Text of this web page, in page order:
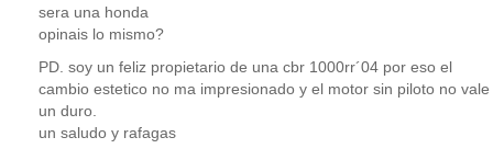
sera una honda
opinais lo mismo?
PD. soy un feliz propietario de una cbr 1000rr´04 por eso el
cambio estetico no ma impresionado y el motor sin piloto no vale
un duro.
un saludo y rafagas